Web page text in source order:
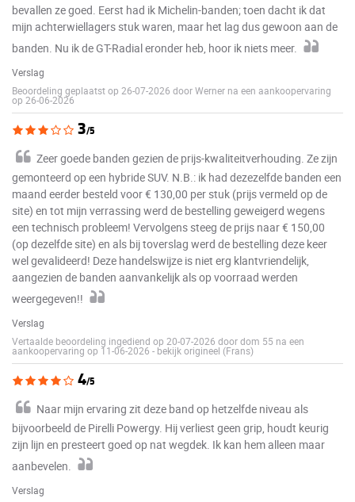
bevallen ze goed. Eerst had ik Michelin-banden; toen dacht ik dat
mijn achterwiellagers stuk waren, maar het lag dus gewoon aan de
banden. Nu ik de GT-Radial eronder heb, hoor ik niets meer.
Verslag
Beoordeling geplaatst op 26-07-2026 door Werner na een aankoopervaring
op 26-06-2026
3/5
Zeer goede banden gezien de prijs-kwaliteitverhouding. Ze zijn
gemonteerd op een hybride SUV. N.B.: ik had dezezelfde banden een
maand eerder besteld voor € 130,00 per stuk (prijs vermeld op de
site) en tot mijn verrassing werd de bestelling geweigerd wegens
een technisch probleem! Vervolgens steeg de prijs naar € 150,00
(op dezelfde site) en als bij toverslag werd de bestelling deze keer
wel gevalideerd! Deze handelswijze is niet erg klantvriendelijk,
aangezien de banden aanvankelijk als op voorraad werden
weergegeven!!
Verslag
Vertaalde beoordeling ingediend op 20-07-2026 door dom 55 na een
aankoopervaring op 11-06-2026 - bekijk origineel (Frans)
4/5
Naar mijn ervaring zit deze band op hetzelfde niveau als
bijvoorbeeld de Pirelli Powergy. Hij verliest geen grip, houdt keurig
zijn lijn en presteert goed op nat wegdek. Ik kan hem alleen maar
aanbevelen.
Verslag